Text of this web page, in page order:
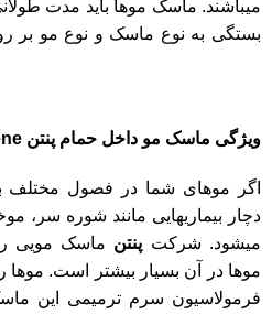
بستگی به نوع ماسک و نوع مو بر
ویژگی ماسک مو داخل حمام پنتن Pantene
اگر موهای شما در فصول مختلف
دچار بیماریهایی مانند شوره سر،
میشود. شرکت پنتن ماسک مویی
موها در آن بسیار بیشتر است.
فرمولاسیون سرم ترمیمی این